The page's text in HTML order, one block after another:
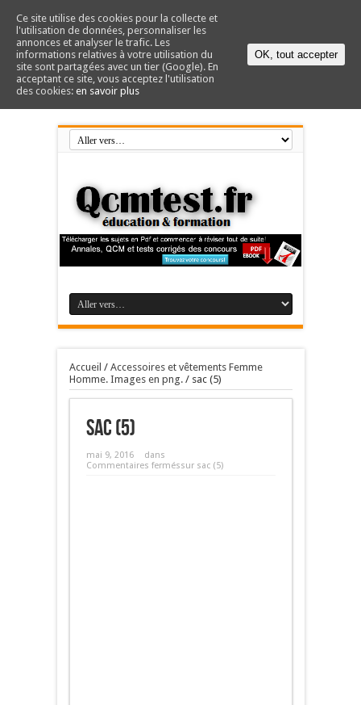
Accueil / Accessoires et vêtements Femme
Homme. Images en png./ sac (5)
sac (5)
mai 9, 2016
dans
Commentaires ferméssur sac (5)
Ce site utilise des cookies pour la collecte et
l'utilisation de données, personnaliser les
annonces et analyser le trafic. Les
informations relatives à votre utilisation du
site sont partagées avec un tier (Google). En
acceptant ce site, vous acceptez l'utilisation
des cookies: en savoir plus
OK, tout accepter